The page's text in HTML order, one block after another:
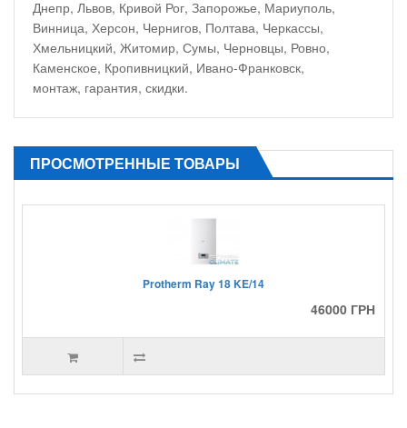
Днепр, Львов, Кривой Рог, Запорожье, Мариуполь,
Винница, Херсон, Чернигов, Полтава, Черкассы,
Хмельницкий, Житомир, Сумы, Черновцы, Ровно,
Каменское, Кропивницкий, Ивано-Франковск,
монтаж, гарантия, скидки.
ПРОСМОТРЕННЫЕ ТОВАРЫ
Protherm Ray 18 KE/14
46000 ГРН